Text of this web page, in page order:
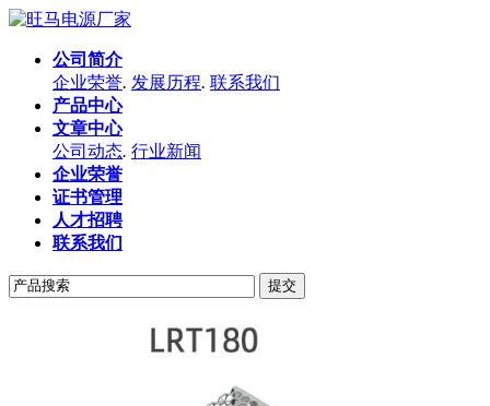
公司简介
企业荣誉. 发展历程. 联系我们
产品中心
文章中心
公司动态. 行业新闻
企业荣誉
证书管理
人才招聘
联系我们